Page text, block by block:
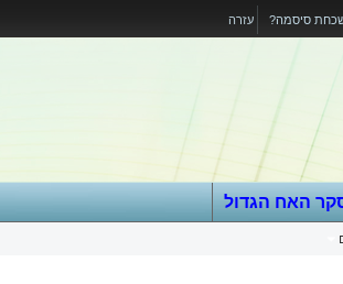
עזרה סיסמה?
האח הגדול